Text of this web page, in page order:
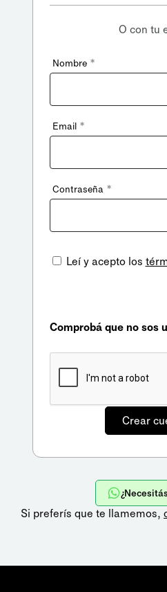
O con tu
Nombre *
Email *
Contraseña *
Leí y acepto los
Comprobá que no sos
Si preferís que te llamemos,